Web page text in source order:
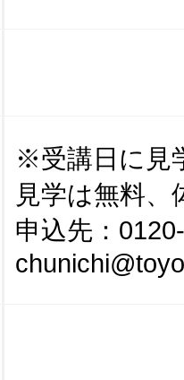
※受講日に見
見学は無料、
申込先：